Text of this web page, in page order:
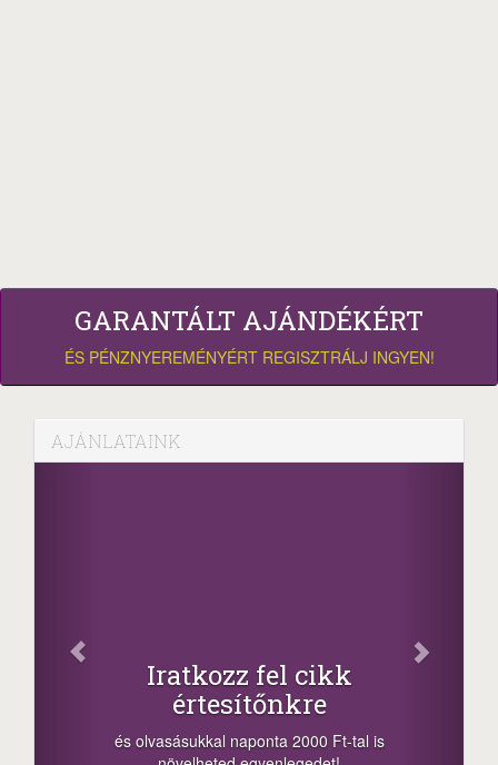
GARANTÁLT AJÁNDÉKÉRT
ÉS PÉNZNYEREMÉNYÉRT REGISZTRÁLJ INGYEN!
AJÁNLATAINK
+1.000.000 Ft...
-nyeremény növelés jár a szerencsésnek
a sorsolás napján! A cikkek alján találsz
megosztási lehetőséget. Lájkolj is minket!